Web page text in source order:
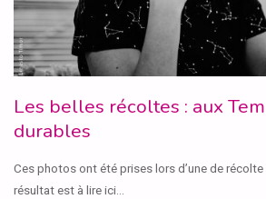
Les belles récoltes : aux
durables
Ces photos ont été prises lors d’une de
résultat est à lire ici…